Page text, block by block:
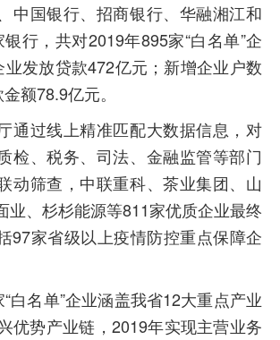
中国银行、招商银行、华融湘江和
行，共对2019年895家“白名单”企
发放贷款472亿元；新增企业户数
额78.9亿元。
通过线上精准匹配大数据信息，对
检、税务、司法、金融监管等部门
动筛查，中联重科、茶业集团、山
业、杉杉能源等811家优质企业最终
97家省级以上疫情防控重点保障企
白名单”企业涵盖我省12大重点产业
优势产业链，2019年实现主营业务